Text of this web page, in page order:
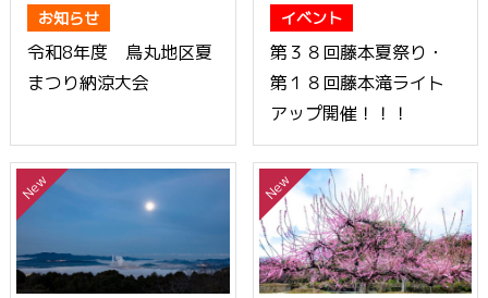
お知らせ
令和8年度 鳥丸地区夏
まつり納涼大会
イベント
第３８回藤本夏祭り・
第１８回藤本滝ライト
アップ開催！！！